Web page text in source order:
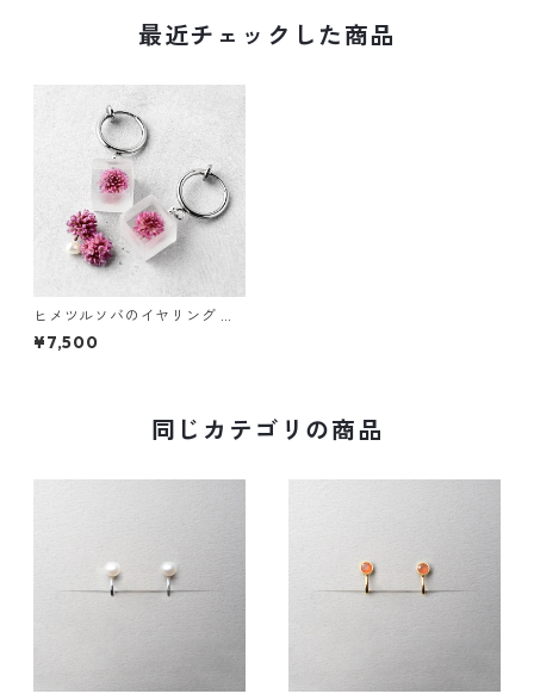
最近チェックした商品
ヒメツルソバのイヤリング ス
テンレス シルバーカラー 誕生
日プレゼント ギフトラッピン
¥7,500
同じカテゴリの商品